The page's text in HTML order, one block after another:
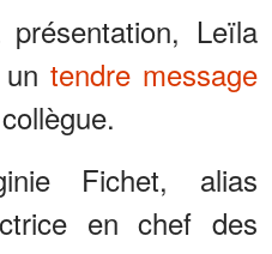
Leïla
untendre message
Fichet, alias
en chef des